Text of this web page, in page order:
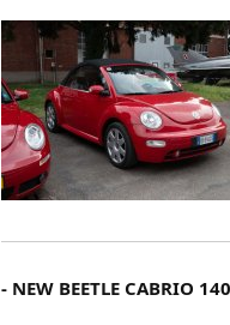
- NEW BEETLE CABRIO